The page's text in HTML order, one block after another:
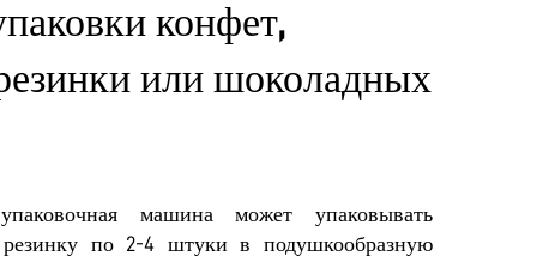
конфет,
или шоколадных
машина может упаковывать
по 2-4 штуки в подушкообразную